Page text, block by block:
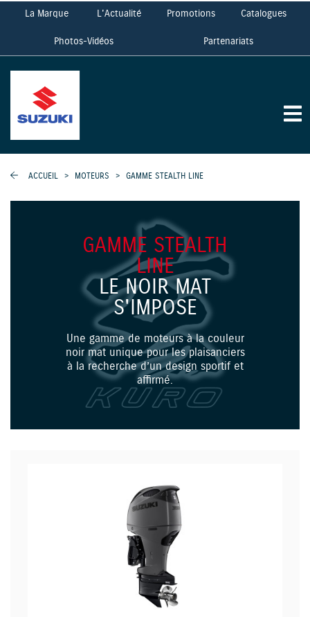
La Marque L'Actualité Promotions Catalogues
Photos-Vidéos Partenariats
ACCUEIL > MOTEURS > GAMME STEALTH LINE
GAMME STEALTH
LINE
LE NOIR MAT
S'IMPOSE
Une gamme de moteurs à la couleur
noir mat unique pour les plaisanciers
à la recherche d’un design sportif et
affirmé.